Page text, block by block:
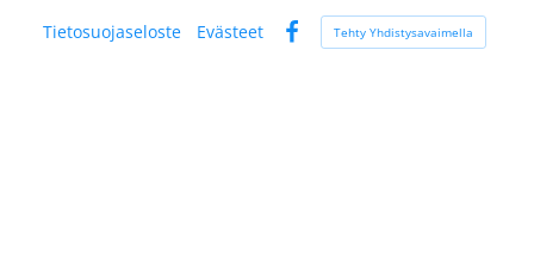
Tietosuojaseloste
Evästeet
Facebook
Tehty Yhdistysavaimella